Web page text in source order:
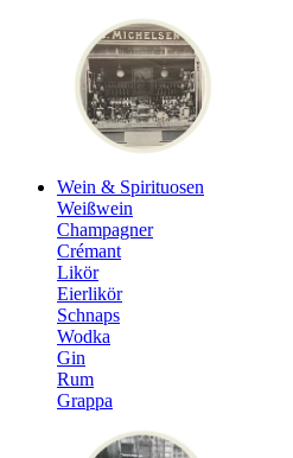
Wein & Spirituosen
Weißwein
Champagner
Crémant
Likör
Eierlikör
Schnaps
Wodka
Gin
Rum
Grappa